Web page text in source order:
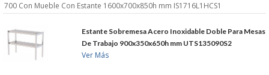
700 Con Mueble Con Estante 1600x700x850h mm IS1716L1HCS1
Estante Sobremesa Acero Inoxidable Doble Para Mesas
De Trabajo 900x350x650h mm UTS135090S2
Ver Más